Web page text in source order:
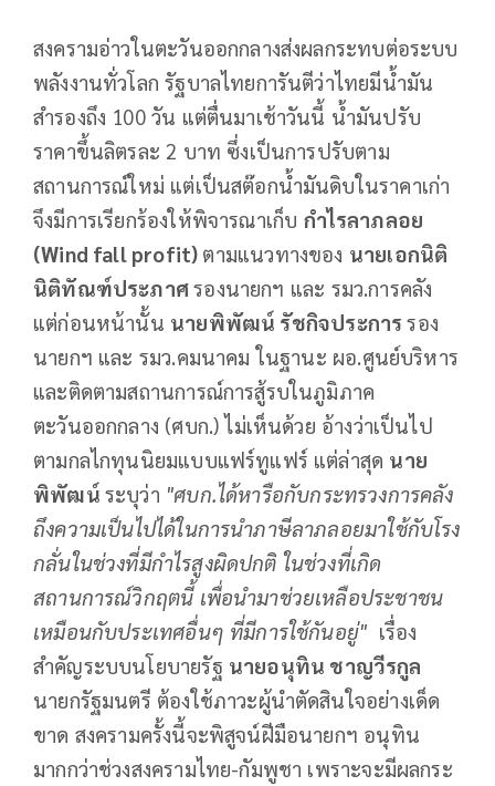
สงครามอ่าวในตะวันออกกลางส่งผลกระทบต่อระบบ
พลังงานทั่วโลก รัฐบาลไทยการันตีว่าไทยมีน้ำมัน
สำรองถึง 100 วัน แต่ตื่นมาเช้าวันนี้ น้ำมันปรับ
ราคาขึ้นลิตรละ 2 บาท ซึ่งเป็นการปรับตาม
สถานการณ์ใหม่ แต่เป็นสต๊อกน้ำมันดิบในราคาเก่า
จึงมีการเรียกร้องให้พิจารณาเก็บ กำไรลาภลอย
(Wind fall profit) ตามแนวทางของ นายเอกนิติ
นิติทัณฑ์ประภาศรองนายกฯ และ รมว.การคลัง
แต่ก่อนหน้านั้น นายพิพัฒน์ รัชกิจประการรอง
นายกฯ และ รมว.คมนาคม ในฐานะ ผอ.ศูนย์บริหาร
และติดตามสถานการณ์การสู้รบในภูมิภาค
ตะวันออกกลาง (ศบก.) ไม่เห็นด้วย อ้างว่าเป็นไป
ตามกลไกทุนนิยมแบบแฟร์ทูแฟร์ แต่ล่าสุด นาย
พิพัฒน์ ระบุว่า "ศบก.ได้หารือกับกระทรวงการคลัง
ถึงความเป็นไปได้ในการนำภาษีลาภลอยมาใช้กับโรง
กลั่นในช่วงที่มีกำไรสูงผิดปกติ ในช่วงที่เกิด
สถานการณ์วิกฤตนี้ เพื่อนำมาช่วยเหลือประชาชน
เหมือนกับประเทศอื่นๆ ที่มีการใช้กันอยู่" เรื่อง
สำคัญระบบนโยบายรัฐ นายอนุทิน ชาญวีรกูล
นายกรัฐมนตรี ต้องใช้ภาวะผู้นำตัดสินใจอย่างเด็ด
ขาด สงครามครั้งนี้จะพิสูจน์ฝีมือนายกฯ อนุทิน
มากกว่าช่วงสงครามไทย-กัมพูชา เพราะจะมีผลกระ